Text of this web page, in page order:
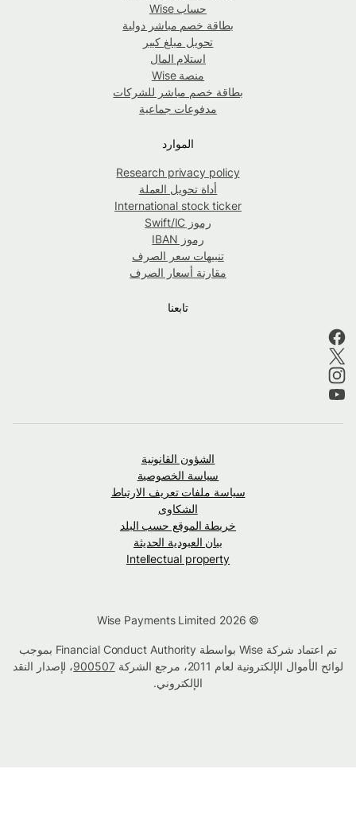
حساب Wise
بطاقة خصم مباشر دولية
تحويل مبلغ كبير
استلام المال
منصة Wise
بطاقة خصم مباشر للشركات
مدفوعات جماعية
الموارد
Research privacy policy
أداة تحويل العملة
International stock ticker
رموز Swift/IC
رموز IBAN
تنبيهات سعر الصرف
مقارنة أسعار الصرف
تابعنا
الشؤون القانونية
سياسة الخصوصية
سياسة ملفات تعريف الارتباط
الشكاوى
خريطة الموقع حسب البلد
بيان العبودية الحديثة
Intellectual property
تم اعتماد شركة Wise بواسطة Financial Conduct Authority بموجب
لوائح الأموال الإلكترونية لعام 2011، مرجع الشركة
900507، لإصدار النقد
الإلكتروني.